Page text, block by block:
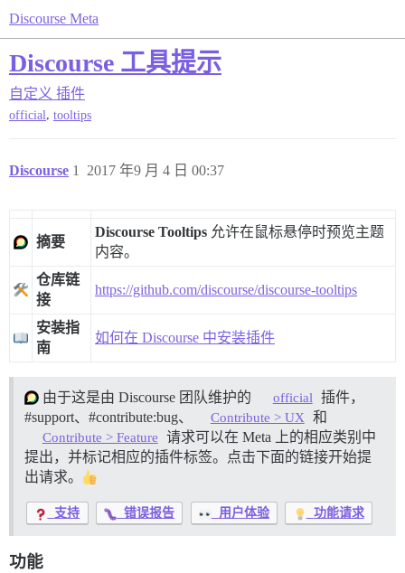
Discourse Meta
Discourse 工具提示
自定义 插件
official, tooltips
Discourse 2017 年9 月 4 日 00:37
1
摘要
Discourse Tooltips 允许在鼠标悬停时预览主题
内容。
仓库链
接
https://github.com/discourse/discourse-tooltips
安装指
南
如何在 Discourse 中安装插件
由于这是由 Discourse 团队维护的 official 插件，
#support、 #contribute:bug、 Contribute > UX 和
Contribute > Feature
请求可以在 Meta 上的相应类别中
提出，并标记相应的插件标签。点击下面的链接开始提
出请求。
支持 错误报告 用户体验 功能请求
功能